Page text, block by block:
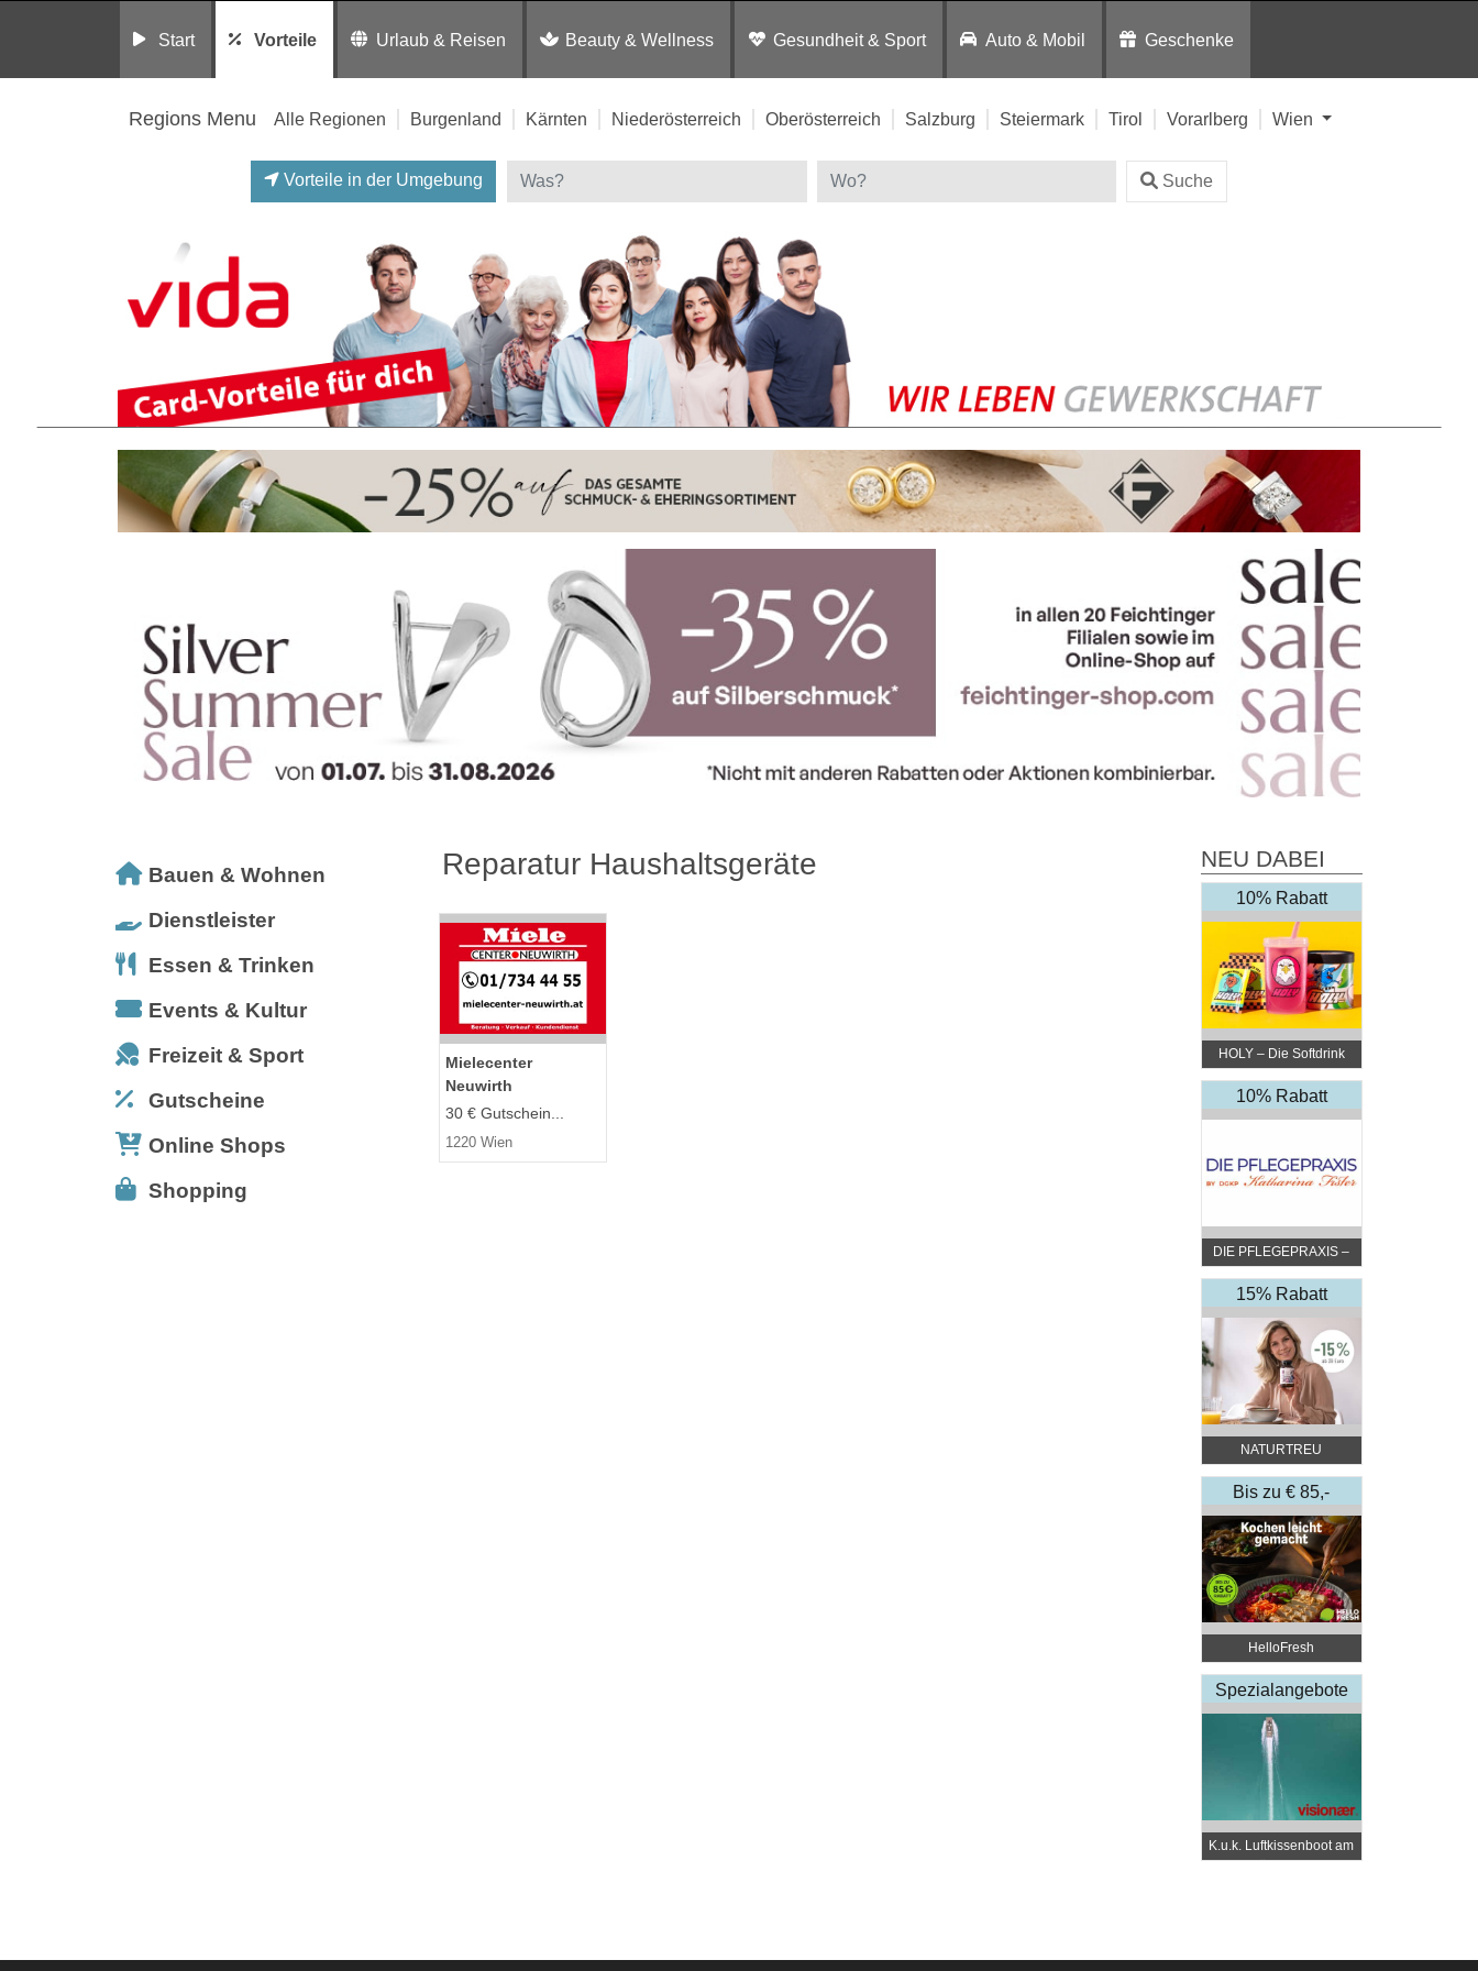
Start Vorteile Urlaub & Reisen Beauty & Wellness Gesundheit & Sport Auto & Mobil Geschenke
Regions Menu Alle Regionen Burgenland Kärnten Niederösterreich Oberösterreich Salzburg Steiermark Tirol Vorarlberg Wien
Vorteile in der Umgebung Suche
Bauen & Wohnen
Dienstleister
Essen & Trinken
Events & Kultur
Freizeit & Sport
Gutscheine
Online Shops
Shopping
Reparatur Haushaltsgeräte
Mielecenter
Neuwirth
30 € Gutschein...
1220 Wien
NEU DABEI
10% Rabatt
HOLY – Die Softdrink
Revolution
10% Rabatt
DIE PFLEGEPRAXIS –
by DGKP Katharina
Fister
15% Rabatt
NATURTREU
Bis zu € 85,-
Rabatt
HelloFresh
Spezialangebote
K.u.k. Luftkissenboot am
Wörthersee